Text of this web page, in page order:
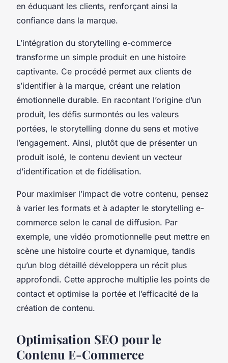
en éduquant les clients, renforçant ainsi la
confiance dans la marque.
L’intégration du storytelling e-commerce
transforme un simple produit en une histoire
captivante. Ce procédé permet aux clients de
s’identifier à la marque, créant une relation
émotionnelle durable. En racontant l’origine d’un
produit, les défis surmontés ou les valeurs
portées, le storytelling donne du sens et motive
l’engagement. Ainsi, plutôt que de présenter un
produit isolé, le contenu devient un vecteur
d’identification et de fidélisation.
Pour maximiser l’impact de votre contenu, pensez
à varier les formats et à adapter le storytelling e-
commerce selon le canal de diffusion. Par
exemple, une vidéo promotionnelle peut mettre en
scène une histoire courte et dynamique, tandis
qu’un blog détaillé développera un récit plus
approfondi. Cette approche multiplie les points de
contact et optimise la portée et l’efficacité de la
création de contenu.
Optimisation SEO pour le
Contenu E-Commerce